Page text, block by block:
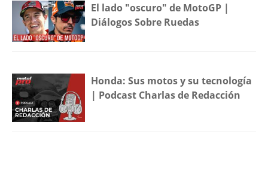
El lado "oscuro" de MotoGP |
Diálogos Sobre Ruedas
Honda: Sus motos y su tecnología
| Podcast Charlas de Redacción